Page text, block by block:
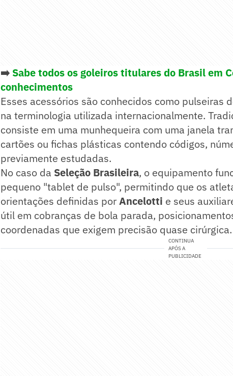
➡️ Sabe todos os goleiros titulares do Brasil em
conhecimentos
Esses acessórios são conhecidos como pulseiras
na terminologia utilizada internacionalmente.
consiste em uma munhequeira com uma janela
cartões ou fichas plásticas contendo códigos,
previamente estudadas.
No caso da Seleção Brasileira, o equipamento
pequeno "tablet de pulso", permitindo que os
orientações definidas porAncelotti e seus
útil em cobranças de bola parada,
coordenadas que exigem precisão quase cirúrgica.
CONTINUA
APÓS A
PUBLICIDADE